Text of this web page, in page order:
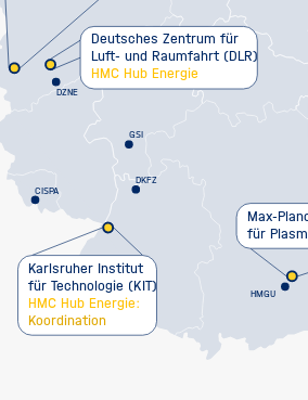
Deutsches Zentrum für
Luft- und Raumfahrt (DLR)
HMC Hub Energie
DZNE
GSI
DKFZ
CISPA
HMGU
Karlsruher Institut
für Technologie (KIT)
HMC Hub Energie:
Koordination
Max-
für